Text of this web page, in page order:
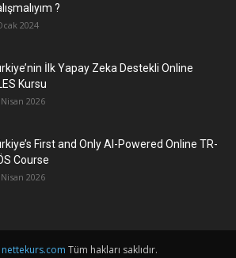
?
2024
İlk Yapay Zeka Destekli Online
Kursu
2026
First and Only AI-Powered Online TR-
Course
2026
nettekurs.com Tüm hakları saklıdır.